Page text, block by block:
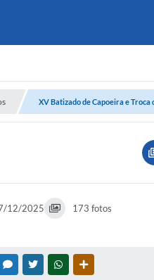
XV Batizado de Capoeira e Troca
12/2025 173 fotos
MESSENGER
TWITTERWHATSAPP